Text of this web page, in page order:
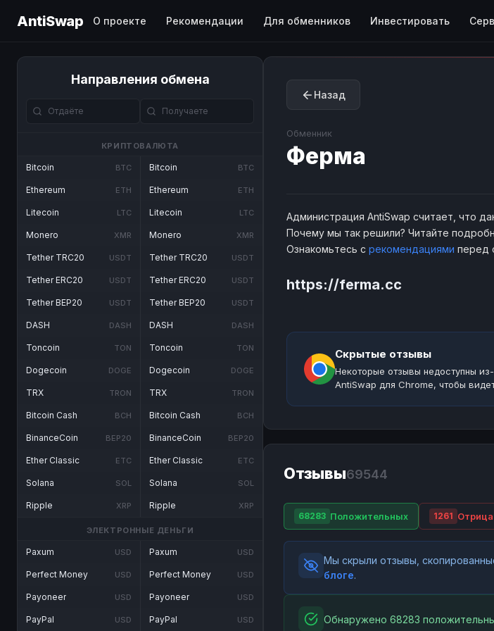
AntiSwap О проекте Рекомендации Для обменников Инвестировать
Направления обмена
КРИПТОВАЛЮТА
Bitcoin BTC
Ethereum ETH
Litecoin LTC
Monero XMR
Tether TRC20 USDT
Tether ERC20 USDT
Tether BEP20 USDT
DASH DASH
Toncoin TON
Dogecoin DOGE
TRX TRON
Bitcoin Cash BCH
BinanceCoin BEP20
Ether Classic ETC
Solana SOL
Ripple XRP
Bitcoin BTC
Ethereum ETH
Litecoin LTC
Monero XMR
Tether TRC20 USDT
Tether ERC20 USDT
Tether BEP20 USDT
DASH DASH
Toncoin TON
Dogecoin DOGE
TRX TRON
Bitcoin Cash BCH
BinanceCoin BEP20
Ether Classic ETC
Solana SOL
Ripple XRP
ЭЛЕКТРОННЫЕ ДЕНЬГИ
Paxum USD
Perfect Money USD
Payoneer USD
PayPal USD
Paxum USD
Perfect Money USD
Payoneer USD
PayPal USD
Назад
Обменник
Ферма
Администрация AntiSwap считает, что
Почему мы так решили? Читайте
Ознакомьтесь с рекомендациями перед
https://ferma.cc
Скрытые отзывы
Некоторые отзывы недоступны
AntiSwap для Chrome, чтобы
Отзывы69544
68283 Положительных 1261
Мы скрыли отзывы,
блоге.
Обнаружено 68283